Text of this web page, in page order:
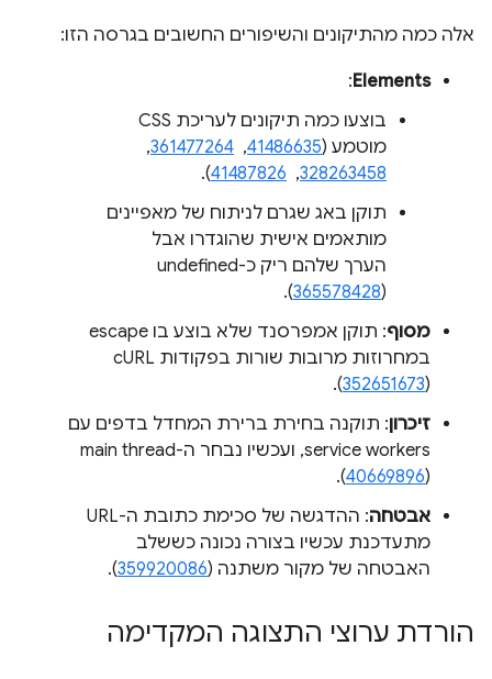
אלה כמה מהתיקונים והשיפורים החשובים בגרסה הזו:
Elements
:
בוצעו כמה תיקונים לעריכת CSS
מוטמע (41486635
, ‏
361477264
, ‏
328263458
, ‏
41487826
).
תוקן באג שגרם לניתוח של מאפיינים
מותאמים אישית שהוגדרו אבל
הערך שלהם ריק כ-undefined
(365578428).
מסוף
: תוקן אמפרסנד שלא בוצע בו escape
(
352651673
).
זיכרון: תוקנה בחירת ברירת המחדל בדפים עם
service workers, ועכשיו נבחר ה-main thread
(40669896).
אבטחה
: ההדגשה של סכימת כתובת ה-URL
מתעדכנת עכשיו בצורה נכונה כששלב
האבטחה של מקור משתנה (359920086
).
הורדת ערוצי התצוגה המקדימה